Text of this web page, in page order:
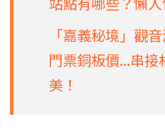
「嘉義秘境」觀
門票銅板價...串接
美！